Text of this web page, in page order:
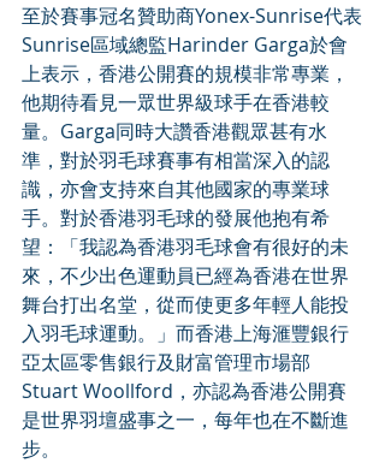
至於賽事冠名贊助商Yonex-Sunrise代表
Sunrise區域總監Harinder Garga於會
上表示，香港公開賽的規模非常專業，
他期待看見一眾世界級球手在香港較
量。Garga同時大讚香港觀眾甚有水
準，對於羽毛球賽事有相當深入的認
識，亦會支持來自其他國家的專業球
手。對於香港羽毛球的發展他抱有希
望：「我認為香港羽毛球會有很好的未
來，不少出色運動員已經為香港在世界
舞台打出名堂，從而使更多年輕人能投
入羽毛球運動。」而香港上海滙豐銀行
亞太區零售銀行及財富管理市場部
Stuart Woollford，亦認為香港公開賽
是世界羽壇盛事之一，每年也在不斷進
步。